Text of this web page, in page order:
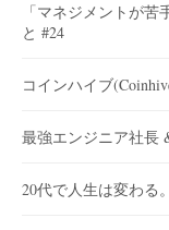
「マネジメントが
と #24
コインハイブ
最強エンジニア社長
20代で人生は変わる